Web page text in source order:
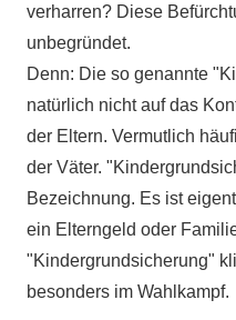
verharren? Diese
unbegründet.
Denn: Die so genannte
natürlich nicht auf das
der Eltern. Vermutlich
der Väter.
Bezeichnung. Es ist
ein Elterngeld oder
"Kindergrundsicherung"
besonders im Wahlkampf.